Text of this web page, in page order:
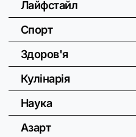
Лайфстайл
Спорт
Здоров'я
Кулінарія
Наука
Азарт